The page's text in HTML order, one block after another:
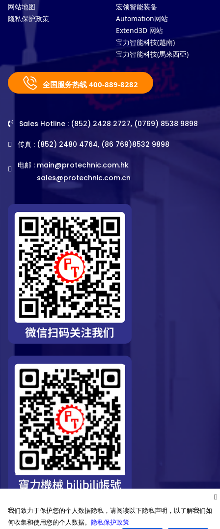
网站地图
隐私保护政策
宏领智能装备
Automation网站
Extend3D 网站
宝力智能科技(越南)
宝力智能科技(馬來西亞)
全国服务热线 400-889-8282
Sales Hotline : (852) 2428 2727, (0769) 8538 9898
传真 : (852) 2480 4764, (86 769)8532 9898
电邮 : main@protechnic.com.hk
sales@protechnic.com.cn
我们致力于保护您的个人数据隐私，请阅读以下隐私声明，以了解我们如
何收集和使用您的个人数据。 隐私保护政策